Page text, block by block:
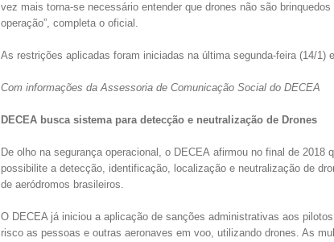
vez mais torna-se necessário entender que drones não são
operação”, completa o oficial.
As restrições aplicadas foram iniciadas na última segunda-feira (14/1)
Com informações da Assessoria de Comunicação Social do DECEA
DECEA busca sistema para detecção e neutralização de Drones
De olho na segurança operacional, o DECEA afirmou no final de 2018
possibilite a detecção, identificação, localização e neutralização de
de aeródromos brasileiros.
O DECEA já iniciou a aplicação de sanções administrativas aos
risco as pessoas e outras aeronaves em voo, utilizando drones. As